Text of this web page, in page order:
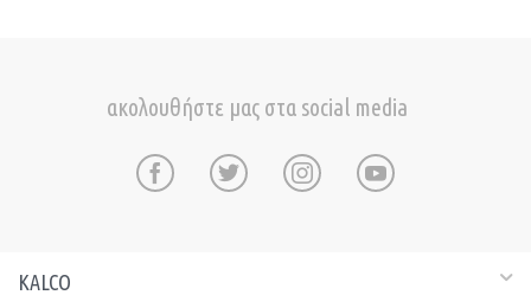
ακολουθήστε μας στα social media
KALCO